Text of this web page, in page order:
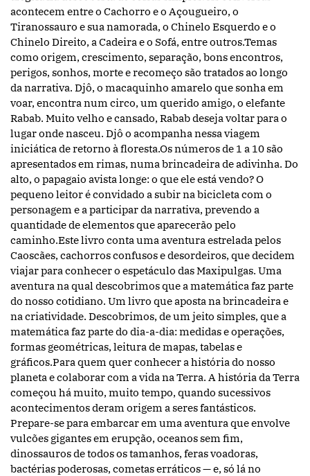
acontecem entre o Cachorro e o Açougueiro, o
Tiranossauro e sua namorada, o Chinelo Esquerdo e o
Chinelo Direito, a Cadeira e o Sofá, entre outros.Temas
como origem, crescimento, separação, bons encontros,
perigos, sonhos, morte e recomeço são tratados ao longo
da narrativa. Djô, o macaquinho amarelo que sonha em
voar, encontra num circo, um querido amigo, o elefante
Rabab. Muito velho e cansado, Rabab deseja voltar para o
lugar onde nasceu. Djô o acompanha nessa viagem
iniciática de retorno à floresta.Os números de 1 a 10 são
apresentados em rimas, numa brincadeira de adivinha. Do
alto, o papagaio avista longe: o que ele está vendo? O
pequeno leitor é convidado a subir na bicicleta com o
personagem e a participar da narrativa, prevendo a
quantidade de elementos que aparecerão pelo
caminho.Este livro conta uma aventura estrelada pelos
Caoscães, cachorros confusos e desordeiros, que decidem
viajar para conhecer o espetáculo das Maxipulgas. Uma
aventura na qual descobrimos que a matemática faz parte
do nosso cotidiano. Um livro que aposta na brincadeira e
na criatividade. Descobrimos, de um jeito simples, que a
matemática faz parte do dia-a-dia: medidas e operações,
formas geométricas, leitura de mapas, tabelas e
gráficos.Para quem quer conhecer a história do nosso
planeta e colaborar com a vida na Terra. A história da Terra
começou há muito, muito tempo, quando sucessivos
acontecimentos deram origem a seres fantásticos.
Prepare-se para embarcar em uma aventura que envolve
vulcões gigantes em erupção, oceanos sem fim,
dinossauros de todos os tamanhos, feras voadoras,
bactérias poderosas, cometas erráticos — e, só lá no